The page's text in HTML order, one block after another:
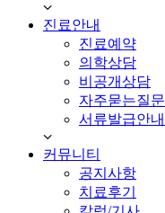
진료안내
진료예약
의학상담
비공개상담
자주묻는질문
서류발급안내
커뮤니티
공지사항
치료후기